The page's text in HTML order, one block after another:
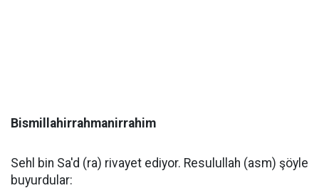
Bismillahirrahmanirrahim
Sehl bin Sa'd (ra) rivayet ediyor. Resulullah (asm) şöyle
buyurdular: